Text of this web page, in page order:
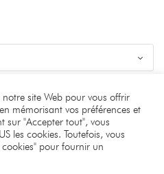
Bourgeois .
RÉDACTION
site Web pour vous offrir
mémorisant vos préférences et
sur "Accepter tout", vous
les cookies. Toutefois, vous
cookies" pour fournir un